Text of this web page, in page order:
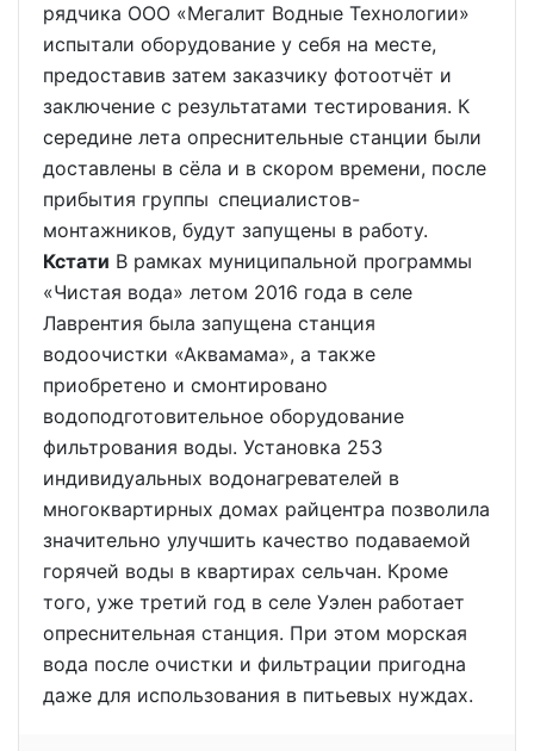
рядчика ООО «Мегалит Водные Технологии»
испытали оборудование у себя на месте,
предоставив затем заказчику фотоотчёт и
заключение с результатами тестирования. К
середине лета опреснительные станции были
доставлены в сёла и в скором времени, после
прибытия группы специалистов-
монтажников, будут запущены в работу.
Кстати В рамках муниципальной программы
«Чистая вода» летом 2016 года в селе
Лаврентия была запущена станция
водоочистки «Аквамама», а также
приобретено и смонтировано
водоподготовительное оборудование
фильтрования воды. Установка 253
индивидуальных водонагревателей в
многоквартирных домах райцентра позволила
значительно улучшить качество подаваемой
горячей воды в квартирах сельчан. Кроме
того, уже третий год в селе Уэлен работает
опреснительная станция. При этом морская
вода после очистки и фильтрации пригодна
даже для использования в питьевых нуждах.